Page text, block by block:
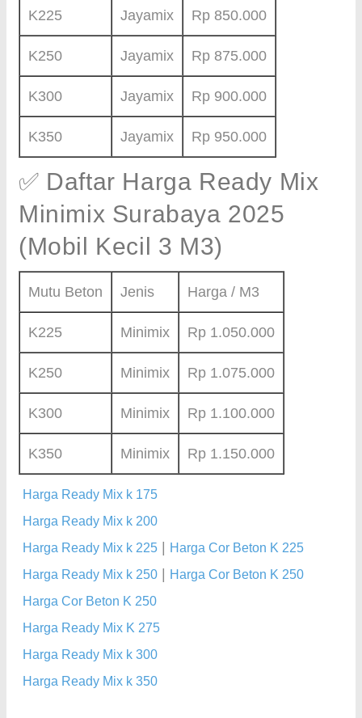
K225 Jayamix Rp 850.000
K250 Jayamix Rp 875.000
K300 Jayamix Rp 900.000
K350 Jayamix Rp 950.000
✅ Daftar Harga Ready Mix
Minimix Surabaya 2025
(Mobil Kecil 3 M3)
Mutu Beton Jenis Harga / M3
K225 Minimix Rp 1.050.000
K250 Minimix Rp 1.075.000
K300 Minimix Rp 1.100.000
K350 Minimix Rp 1.150.000
Harga Ready Mix k 175
Harga Ready Mix k 200
Harga Ready Mix k 225
Harga Cor Beton K 225
Harga Ready Mix k 250
Harga Cor Beton K 250
Harga Cor Beton K 250
Harga Ready Mix K 275
Harga Ready Mix k 300
Harga Ready Mix k 350